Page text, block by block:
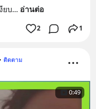
ยบ... อ่านต่อ
2 1
• ติดตาม
0:49